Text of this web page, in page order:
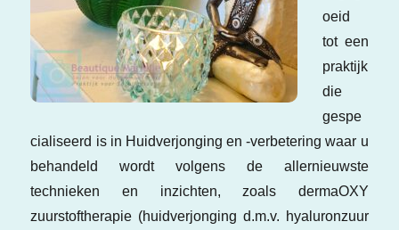
oeid
tot een
praktijk
die
gespe
cialiseerd is in Huidverjonging en -verbetering waar u
behandeld wordt volgens de allernieuwste
technieken en inzichten, zoals dermaOXY
zuurstoftherapie (huidverjonging d.m.v. hyaluronzuur